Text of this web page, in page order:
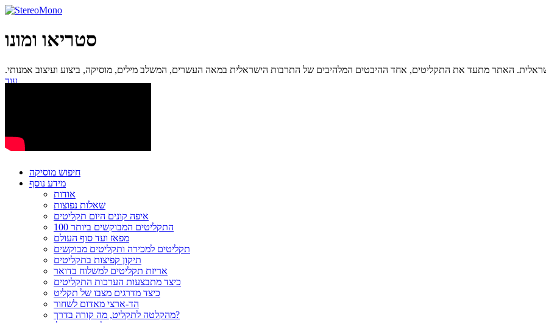
סטריאו ומונו
האתר מתעד את התקליטים, אחד ההיבטים המלהיבים של התרבות הישראלית במאה העשרים, המשלב מילים, מוסיקה, ביצוע ועיצוב אמנותי.
עוד...
חיפוש מוסיקה
מידע נוסף
אודות
שאלות נפוצות
איפה קונים היום תקליטים
100 התקליטים המבוקשים ביותר
מפאז ועד סוף העולם
תקליטים למכירה ותקליטים מבוקשים
תיקון קפיצות בתקליטים
אריזת תקליטים למשלוח בדואר
כיצד מתבצעות הערכות התקליטים
כיצד מדרגים מצבו של תקליט
הד-ארצי מאדום לשחור
מהקלטה לתקליט, מה קורה בדרך?